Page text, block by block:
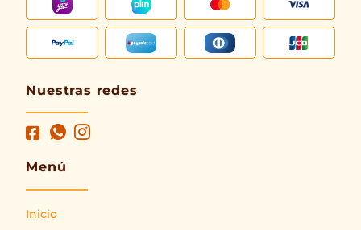
Nuestras redes
Menú
Inicio